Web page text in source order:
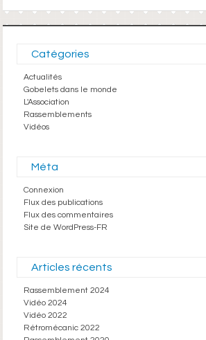
Catégories
Actualités
Gobelets dans le monde
L'Association
Rassemblements
Vidéos
Méta
Connexion
Flux des publications
Flux des commentaires
Site de WordPress-FR
Articles récents
Rassemblement 2024
Vidéo 2024
Vidéo 2022
Rétromécanic 2022